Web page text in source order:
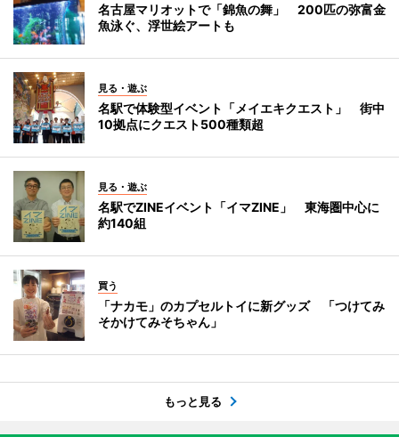
名古屋マリオットで「錦魚の舞」 200匹の弥富金
魚泳ぐ、浮世絵アートも
見る・遊ぶ
名駅で体験型イベント「メイエキクエスト」 街中
10拠点にクエスト500種類超
見る・遊ぶ
名駅でZINEイベント「イマZINE」 東海圏中心に
約140組
買う
「ナカモ」のカプセルトイに新グッズ 「つけてみ
そかけてみそちゃん」
もっと見る